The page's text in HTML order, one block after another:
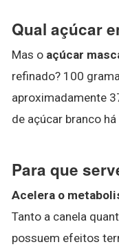
Qual açúcar
Mas o açúcar
refinado? 100
aproximadamente
de açúcar branco
Para que
Acelera o
Tanto a canela
possuem efeitos